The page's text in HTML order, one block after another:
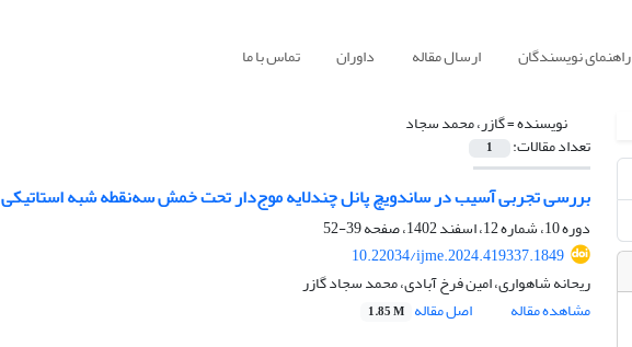
راهنمای نویسندگان ارسال مقاله داوران تماس با ما
نویسنده =گازر، محمد سجاد
تعداد مقالات: 1
بررسی تجربی آسیب در ساندویچ پانل چندلایه موج‌دار تحت خمش سه‌نقطه‌ شبه استاتیکی
دوره 10، شماره 12، اسفند 1402، صفحه
39-52
10.22034/ijme.2024.419337.1849
ریحانه شاهواری، امین فرخ آبادی، محمد سجاد گازر
مشاهده مقاله
اصل مقاله 1.85 M